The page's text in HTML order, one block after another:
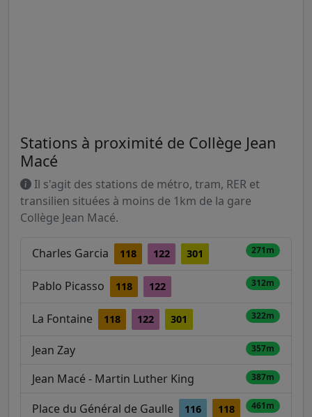
Stations à proximité de Collège Jean
Macé
Il s'agit des stations de métro, tram, RER et
transilien situées à moins de 1km de la gare
Collège Jean Macé.
Charles Garcia 118 122 301 271m
Pablo Picasso 118 122 312m
La Fontaine 118 122 301 322m
Jean Zay 357m
Jean Macé - Martin Luther King 387m
Place du Général de Gaulle 116
118
461m